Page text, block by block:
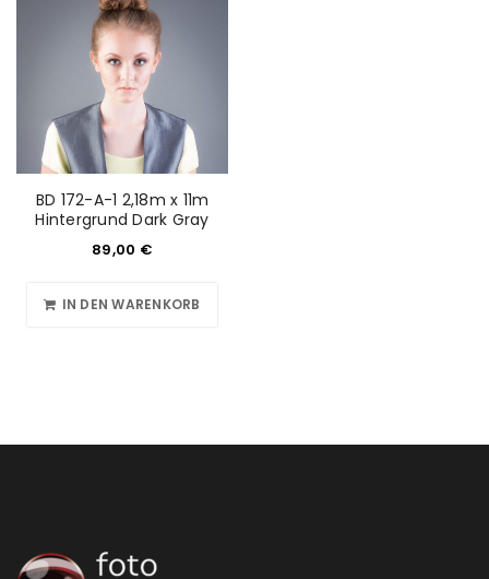
BD 172-A-1 2,18m x 11m
Hintergrund Dark Gray
89,00 €
IN DEN WARENKORB